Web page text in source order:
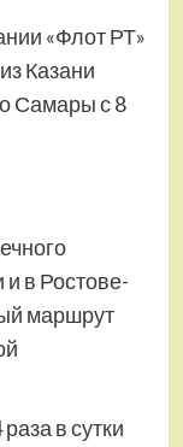
«Флот РТ»
Казани
Самары с 8
и в Ростове-
маршрут
в сутки